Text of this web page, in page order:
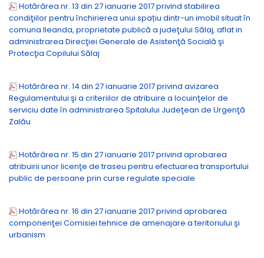
Hotărârea nr. 13 din 27 ianuarie 2017 privind stabilirea
condiţiilor pentru închirierea unui spațiu dintr-un imobil situat în
comuna Ileanda, proprietate publică a judeţului Sălaj, aflat in
administrarea Direcţiei Generale de Asistenţă Socială şi
Protecţia Copilului Sălaj
Hotărârea nr. 14 din 27 ianuarie 2017 privind avizarea
Regulamentului şi a criteriilor de atribuire a locuinţelor de
serviciu date în administrarea Spitalului Judeţean de Urgenţă
Zalău
Hotărârea nr. 15 din 27 ianuarie 2017 privind aprobarea
atribuirii unor licenţe de traseu pentru efectuarea transportului
public de persoane prin curse regulate speciale
Hotărârea nr. 16 din 27 ianuarie 2017 privind aprobarea
componenţei Comisiei tehnice de amenajare a teritoriului şi
urbanism